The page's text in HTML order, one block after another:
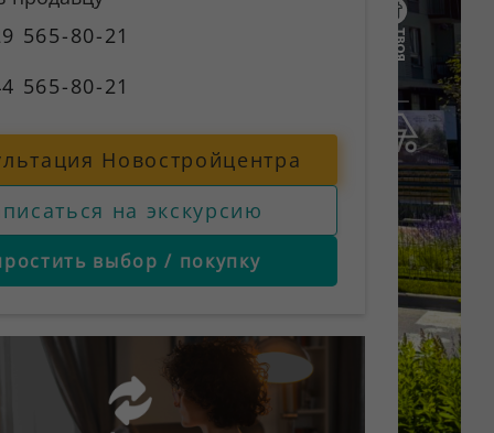
565-80-21
565-80-21
Новостройцентра
на экскурсию
выбор / покупку